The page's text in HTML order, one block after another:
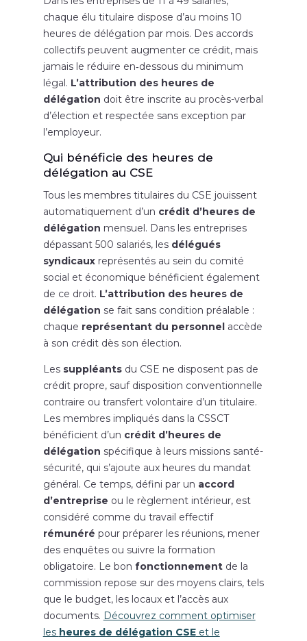
chaque élu titulaire dispose d’au moins 10
heures de délégation par mois. Des accords
collectifs peuvent augmenter ce crédit, mais
jamais le réduire en‑dessous du minimum
légal. L’attribution des heures de
délégation doit être inscrite au procès-verbal
d’élection et respectée sans exception par
l’employeur.
Qui bénéficie des heures de
délégation au CSE
Tous les membres titulaires du CSE jouissent
automatiquement d’un crédit d’heures de
délégation mensuel. Dans les entreprises
dépassant 500 salariés, les délégués
syndicauxreprésentés au sein du comité
social et économique bénéficient également
de ce droit. L’attribution des heures de
délégation se fait sans condition préalable :
chaque représentant du personnelaccède
à son crédit dès son élection.
Les suppléantsdu CSE ne disposent pas de
crédit propre, sauf disposition conventionnelle
contraire ou transfert volontaire d’un titulaire.
Les membres impliqués dans la CSSCT
bénéficient d’un crédit d’heures de
délégation spécifique à leurs missions santé-
sécurité, qui s’ajoute aux heures du mandat
général. Ce temps, défini par un accord
d’entreprise ou le règlement intérieur, est
considéré comme du travail effectif
rémunéré pour préparer les réunions, mener
des enquêtes ou suivre la formation
obligatoire. Le bon fonctionnementde la
commission repose sur des moyens clairs, tels
que le budget, les locaux et l’accès aux
documents. Découvrez comment optimiser
les heures de délégation CSEet le